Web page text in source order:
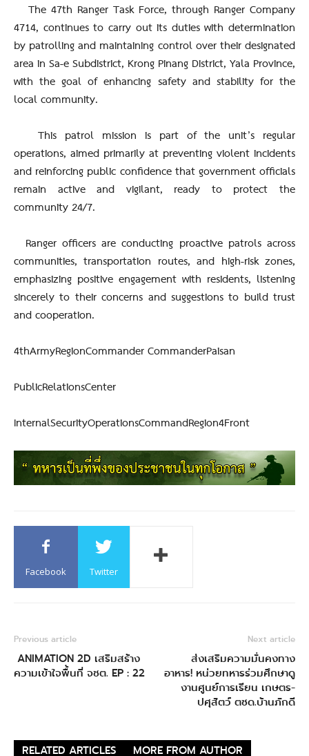
The 47th Ranger Task Force, through Ranger Company
4714, continues to carry out its duties with determination
by patrolling and maintaining control over their designated
area in Sa-e Subdistrict, Krong Pinang District, Yala Province,
with the goal of enhancing safety and stability for the
local community.
This patrol mission is part of the unit’s regular
operations, aimed primarily at preventing violent incidents
and reinforcing public confidence that government officials
remain active and vigilant, ready to protect the
community 24/7.
Ranger officers are conducting proactive patrols across
communities, transportation routes, and high-risk zones,
emphasizing positive engagement with residents, listening
sincerely to their concerns and suggestions to build trust
and cooperation.
4thArmyRegionCommander CommanderPaisan
PublicRelationsCenter
InternalSecurityOperationsCommandRegion4Front
Facebook Twitter
Previous article
ANIMATION 2D เสริมสร้าง
ความเข้าใจพื้นที่ จชต. EP : 22
Next article
ส่งเสริมความมั่นคงทาง
อาหาร! หน่วยทหารร่วมศึกษาดู
งานศูนย์การเรียน เกษตร-
ปศุสัตว์ ตชด.บ้านภักดี
RELATED ARTICLES MORE FROM AUTHOR